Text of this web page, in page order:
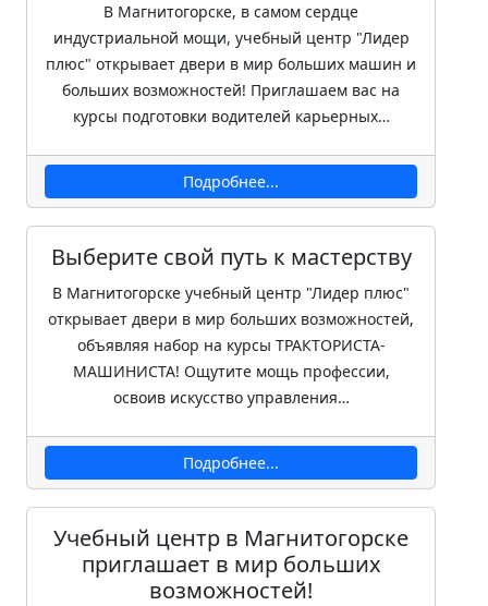
В Магнитогорске, в самом сердце
индустриальной мощи, учебный центр "Лидер
плюс" открывает двери в мир больших машин и
больших возможностей! Приглашаем вас на
курсы подготовки водителей карьерных…
Подробнее...
Выберите свой путь к мастерству
В Магнитогорске учебный центр "Лидер плюс"
открывает двери в мир больших возможностей,
объявляя набор на курсы ТРАКТОРИСТА-
МАШИНИСТА! Ощутите мощь профессии,
освоив искусство управления…
Подробнее...
Учебный центр в Магнитогорске
приглашает в мир больших
возможностей!